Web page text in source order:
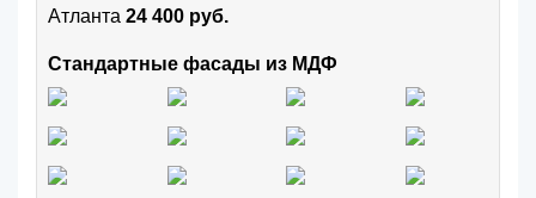
Атланта 24 400 руб.
Стандартные фасады из МДФ